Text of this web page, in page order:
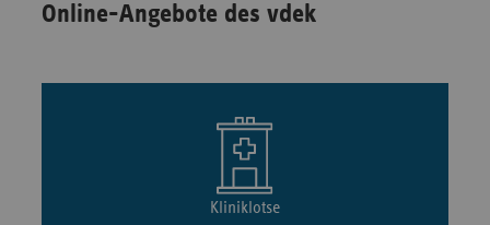
Online-Angebote des vdek
Kliniklotse